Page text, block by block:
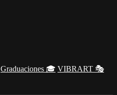
Graduaciones 🎓 VIBRART 🎭